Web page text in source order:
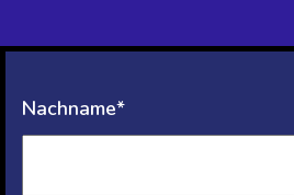
Nachname*